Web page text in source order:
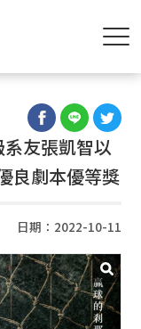
友張凱智以
良劇本優等獎
日期：2022-10-11